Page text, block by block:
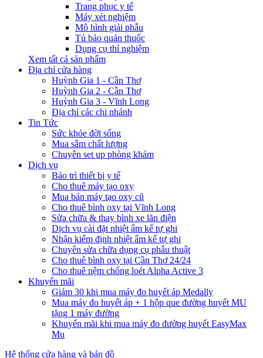
Trang phục y tế
Máy xét nghiệm
Mô hình giải phẫu
Tủ bảo quản thuốc
Dụng cụ thí nghiệm
Xem tất cả sản phẩm
Địa chỉ cửa hàng
Huỳnh Gia 1 - Cần Thơ
Huỳnh Gia 2 - Cần Thơ
Huỳnh Gia 3 - Vĩnh Long
Địa chỉ các chi nhánh
Tin Tức
Sức khỏe đời sống
Mua sắm chất lượng
Chuyên set up phòng khám
Dịch vụ
Bảo trì thiết bị y tế
Cho thuê máy tạo oxy
Mua bán máy tạo oxy cũ
Cho thuê bình oxy tại Vĩnh Long
Sửa chữa & thay bình xe lăn điện
Dịch vụ cài đặt nhiệt ẩm kế tự ghi
Nhận kiểm định nhiệt ẩm kế tự ghi
Chuyên sửa chữa dụng cụ phẫu thuật
Cho thuê bình oxy tại Cần Thơ 24/24
Cho thuê nệm chống loét Alpha Active 3
Khuyến mãi
Giảm 30 khi mua máy đo huyết áp Medally
Mua máy đo huyết áp + 1 hộp que đường huyết MU
tặng 1 máy đường
Khuyến mãi khi mua máy đo đường huyết EasyMax
Mu
Hệ thống cửa hàng và bản đồ